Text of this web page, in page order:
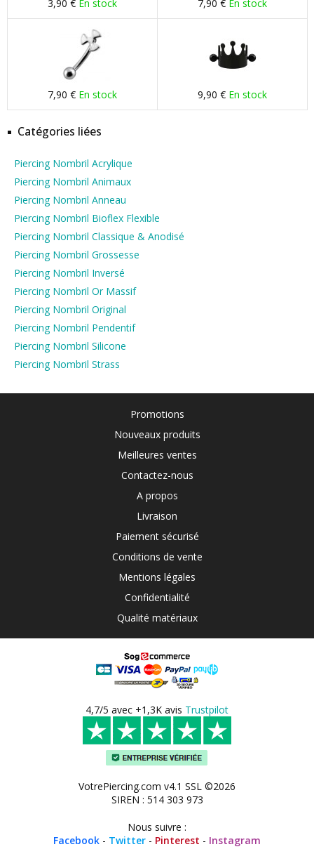
3,90 € En stock 7,90 € En stock
7,90 € En stock 9,90 € En stock
Catégories liées
Piercing Nombril Acrylique
Piercing Nombril Animaux
Piercing Nombril Anneau
Piercing Nombril Bioflex Flexible
Piercing Nombril Classique & Anodisé
Piercing Nombril Grossesse
Piercing Nombril Inversé
Piercing Nombril Or Massif
Piercing Nombril Original
Piercing Nombril Pendentif
Piercing Nombril Silicone
Piercing Nombril Strass
Promotions
Nouveaux produits
Meilleures ventes
Contactez-nous
A propos
Livraison
Paiement sécurisé
Conditions de vente
Mentions légales
Confidentialité
Qualité matériaux
4,7/5 avec +1,3K avis Trustpilot
VotrePiercing.com v4.1 SSL ©2026
SIREN : 514 303 973
Nous suivre :
Facebook - Twitter - Pinterest - Instagram